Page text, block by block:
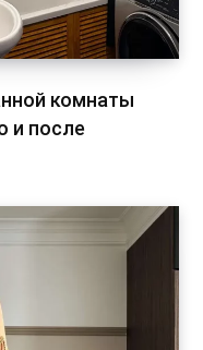
комнаты
и после